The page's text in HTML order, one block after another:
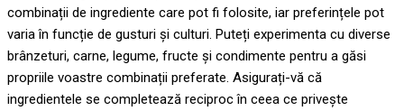
combinații de ingrediente care pot fi folosite, iar preferințele pot
varia în funcție de gusturi și culturi. Puteți experimenta cu diverse
brânzeturi, carne, legume, fructe și condimente pentru a găsi
propriile voastre combinații preferate. Asigurați-vă că
ingredientele se completează reciproc în ceea ce privește